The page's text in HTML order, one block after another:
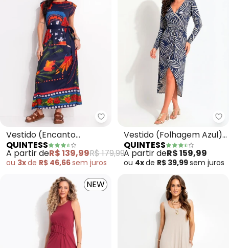
Quintess - Vestido (Encanto
Vestido (Encanto
Tropical) em Malha Fria
QUINTESS
A partir deR$ 139,99R$ 179,99
ou 3xde R$ 46,66sem juros
Vestido (Folhagem Azul)
em Malha de Viscose
QUINTESS
A partir deR$ 159,99
ou 4xde R$ 39,99sem juros
NEW